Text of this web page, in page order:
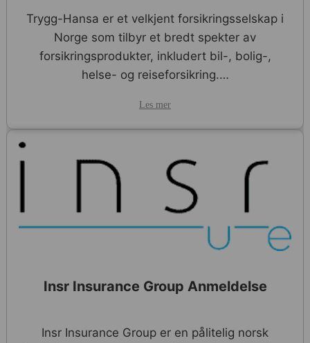
Trygg-Hansa er et velkjent forsikringsselskap i
Norge som tilbyr et bredt spekter av
forsikringsprodukter, inkludert bil-, bolig-,
helse- og reiseforsikring.…
Les mer
Insr Insurance Group Anmeldelse
Insr Insurance Group er en pålitelig norsk